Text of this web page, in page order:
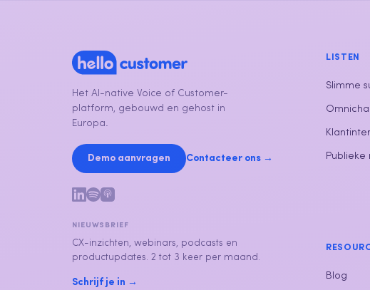
Het AI-native Voice of Customer-
platform, gebouwd en gehost in
Europa.
Demo aanvragen Contacteer ons →
NIEUWSBRIEF
CX-inzichten, webinars, podcasts en
productupdates. 2 tot 3 keer per maand.
Schrijf je in →
LISTEN
Slimme
Publieke
Blog